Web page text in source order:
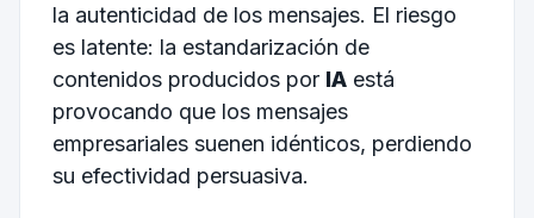
la autenticidad de los mensajes. El riesgo
es latente: la estandarización de
contenidos producidos por IAestá
provocando que los mensajes
empresariales suenen idénticos, perdiendo
su efectividad persuasiva.